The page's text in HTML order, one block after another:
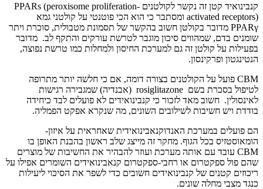
קנבינואיד קטן זה נקשר לקולטנים PPARs (peroxisome proliferation-
activated receptors) ומסתבר כי הוא הכי פוטנטי על קולטני גמא
PPARγ מדובר בקולטן חשוב בהקשר של תסמונת מטבולית, סוכרת ויתר
שומנים בדם, שמהווים סיכון מוגבר לטרשת עורקים והתקף לב. מדובר
בפעילות על קולטן זה גם למערכת החיסון ולמחלות כמו טרשת נפוצה,
הנטינגטון ופרקינסון.
CBM פועל על הקולטנים בצורה דומה, אם כי חלשה יותר מתרופה
לטיפול בסכרת בשם rosiglitazone (אבנדיה) שמגבירה רגישות
לאינסולין. חשוב מאד לזכור כי קנבינואידים לא פועלים לבד כיחידה
בודדת ויש חשיבות לשילובים השונים, מה שנקרא אפקט הפמליה.
הם פועלים במערכת האנדוקנאבינואידית שאחראית על איזון-
הומאוסטזיס בכל הגוף. מחקר זה מייצג שלב ראשון בהבנת האופן בו
CBM עובד עם אותה מערכת ועוזר להבהיר את החשיבות של מוצרים
שהם פול ספקטרום או רחבי-ספקטרום קנאבינואידים השומרים אפילו על
ריכוזים קטנים של קנבינואידים חשובים כדי לשפר את הסיכוי ליעילות
כנגד מצבי מחלה שונים.